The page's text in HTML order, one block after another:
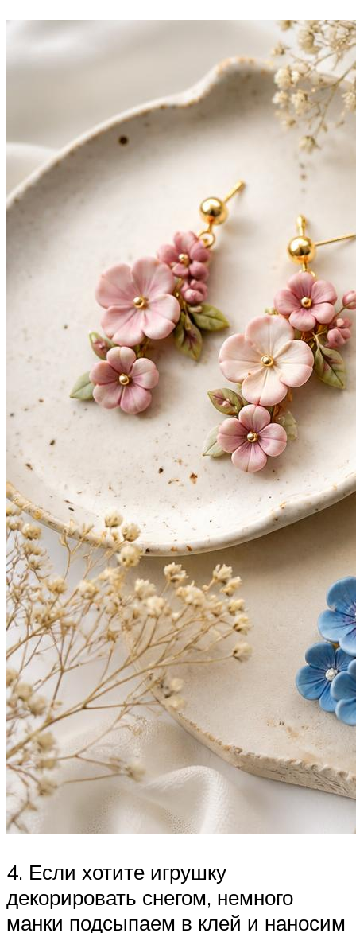
4. Если хотите игрушку
декорировать снегом, немного
манки подсыпаем в клей и наносим